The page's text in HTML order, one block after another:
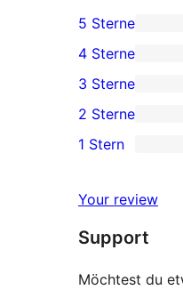
3 5-
Sterne-
Rezensionen
5 Sterne
0 4-
Sterne-
Rezensionen
4 Sterne
0 3-
Sterne-
Rezensionen
3 Sterne
0 2-
Sterne-
2 Sterne
0 1-
Rezensionen
1 Stern
Your review
Support
Möchtest du